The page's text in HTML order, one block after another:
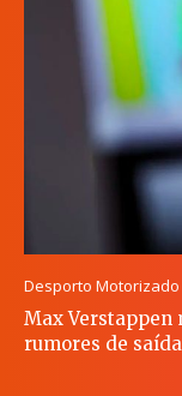
Desporto Motorizado
Max Verstappen
rumores de saída